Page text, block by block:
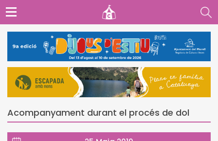
Acompanyament durant el procés de dol